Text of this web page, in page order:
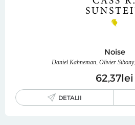
Noise
Daniel Kahneman, Olivier Sibony,
62 37lei
DETALII